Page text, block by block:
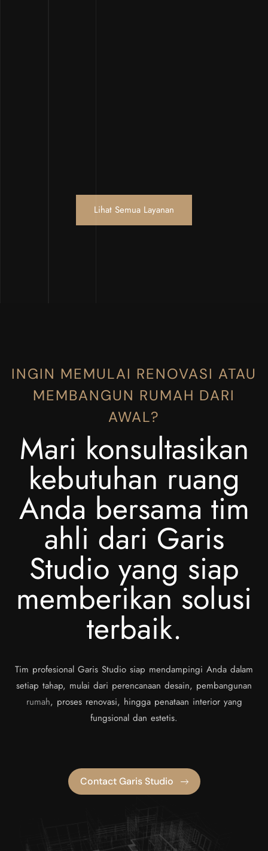
Lihat Semua Layanan
INGIN MEMULAI RENOVASI ATAU
MEMBANGUN RUMAH DARI
AWAL?
Mari konsultasikan
kebutuhan ruang
Anda bersama tim
ahli dari Garis
Studio yang siap
memberikan solusi
terbaik.
Tim profesional Garis Studio siap mendampingi Anda dalam
setiap tahap, mulai dari perencanaan desain, pembangunan
rumah, proses renovasi, hingga penataan interior yang
fungsional dan estetis.
Contact Garis Studio